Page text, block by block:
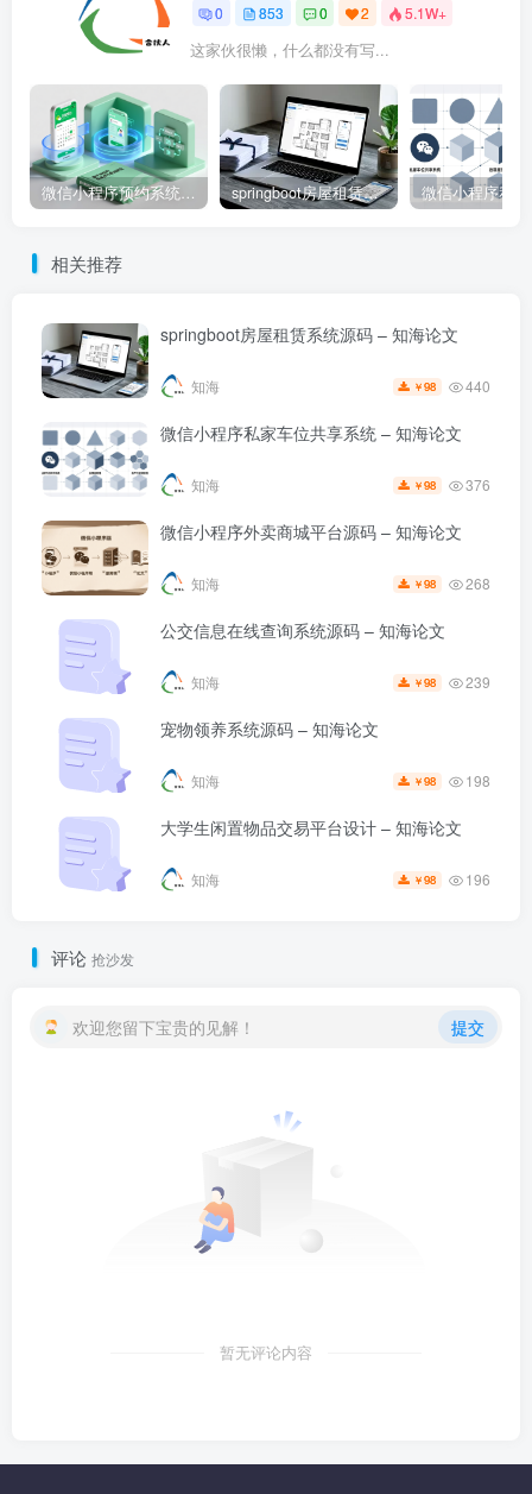
0 853 0 2 5.1W+
这家伙很懒，什么都没有写...
微信小程序预约系统源码 – 知海论文 springboot房屋租赁系统源码 – 知海论文
相关推荐
springboot房屋租赁系统源码 – 知海论文
知海 ￥98 440
微信小程序私家车位共享系统 – 知海论文
知海 ￥98 376
微信小程序外卖商城平台源码 – 知海论文
知海 ￥98 268
公交信息在线查询系统源码 – 知海论文
知海 ￥98 239
宠物领养系统源码 – 知海论文
知海 ￥98 198
大学生闲置物品交易平台设计 – 知海论文
知海 ￥98 196
评论 抢沙发
欢迎您留下宝贵的见解！ 提交
暂无评论内容